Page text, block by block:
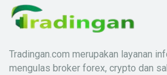
Tradingan.com merupakan layanan
mengulas broker forex, crypto dan